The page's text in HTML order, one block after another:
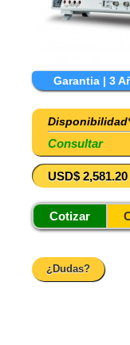
Garantia | 3
Consultar
USD$ 2,581.20
Cotizar
¿Dudas?